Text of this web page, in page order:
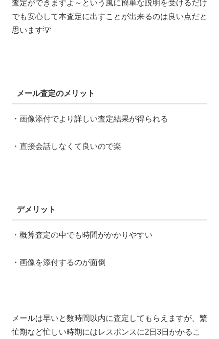
査定ができますよ～という風に簡単な説明を受けるだけ
でも安心して本査定に出すことが出来るのは良い点だと
思います💡
メール査定のメリット
・画像添付でより詳しい査定結果が得られる
・直接会話しなくて良いので楽
デメリット
・概算査定の中でも時間がかかりやすい
・画像を添付するのが面倒
メールは早いと数時間以内に査定してもらえますが、繁
忙期など忙しい時期にはレスポンスに2日3日かかるこ